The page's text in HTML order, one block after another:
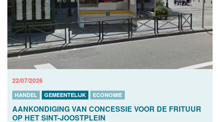
22/07/2026
HANDEL GEMEENTELIJK ECONOMIE
AANKONDIGING VAN CONCESSIE VOOR DE FRITUUR
OP HET SINT-JOOSTPLEIN